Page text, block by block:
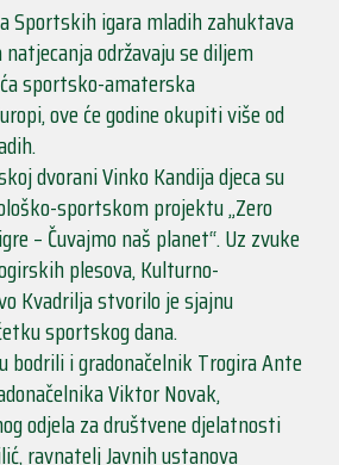
Sportskih igara mladih zahuktava
održavaju se diljem
sportsko-amaterska
ove će godine okupiti više od
dvorani Vinko Kandija djeca su
sportskom projektu „Zero
– Čuvajmo naš planet“. Uz zvuke
plesova, Kulturno-
Kvadrilja stvorilo je sjajnu
sportskog dana.
bodrili i gradonačelnik Trogira Ante
Viktor Novak,
odjela za društvene djelatnosti
ravnatelj Javnih ustanova